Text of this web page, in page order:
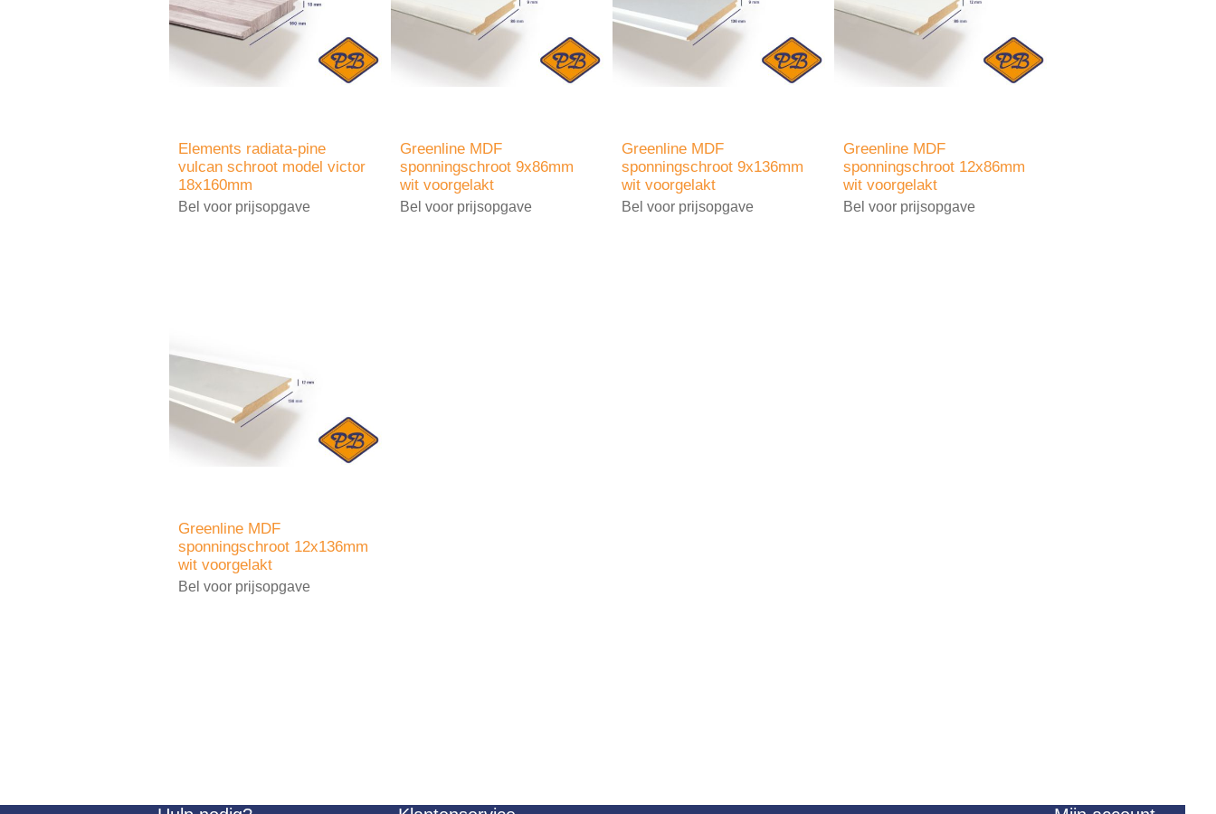
Elements radiata-pine
vulcan schroot model victor
18x160mm
Bel voor prijsopgave
Greenline MDF
sponningschroot 9x86mm
wit voorgelakt
Bel voor prijsopgave
Greenline MDF
sponningschroot 9x136mm
wit voorgelakt
Bel voor prijsopgave
Greenline MDF
sponningschroot 12x86mm
wit voorgelakt
Bel voor prijsopgave
Greenline MDF
sponningschroot 12x136mm
wit voorgelakt
Bel voor prijsopgave